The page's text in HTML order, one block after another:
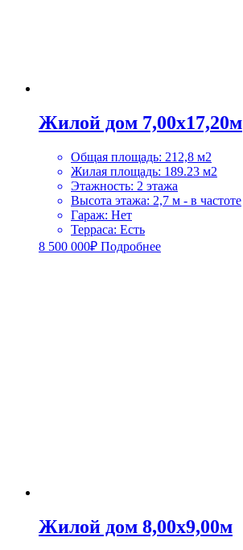
Жилой дом 7,00х17,20м
Общая площадь: 212,8 м2
Жилая площадь: 189.23 м2
Этажность: 2 этажа
Высота этажа: 2,7 м - в частоте
Гараж: Нет
Терраса: Есть
8 500 000₽ Подробнее
Жилой дом 8,00х9,00м